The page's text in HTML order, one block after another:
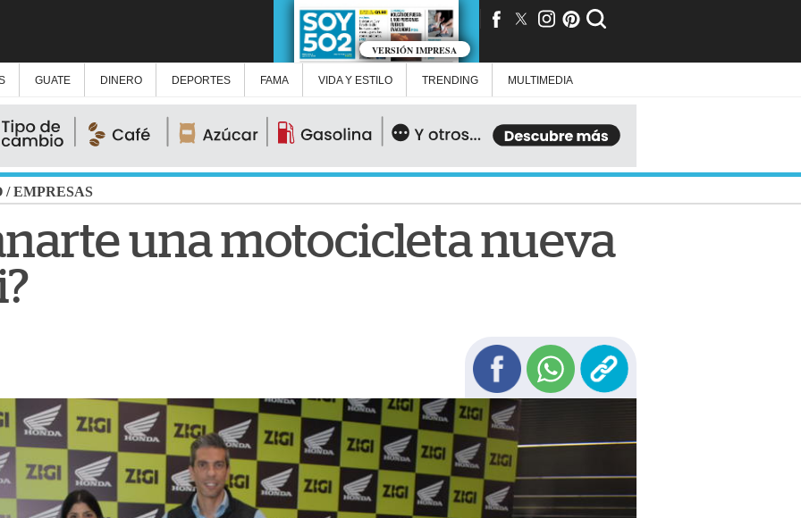
VERSIÓN IMPRESA
GUATE DINERO DEPORTES FAMA VIDA Y ESTILO TRENDING MULTIMEDIA
/EMPRESAS
una motocicleta nueva